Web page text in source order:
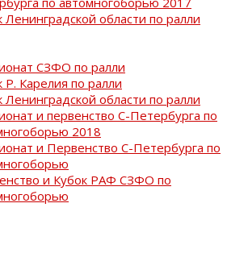
Ленинградской области по ралли
СЗФО по ралли
Р. Карелия по ралли
Ленинградской области по ралли
и первенство С-Петербурга по
2018
и Первенство С-Петербурга по
и Кубок РАФ СЗФО по